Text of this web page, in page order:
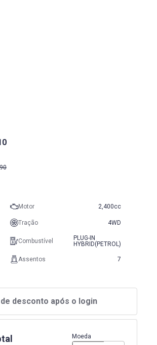
desconto após o login
Moeda
Motor 2,400cc
Tração 4WD
Combustível
PLUG-IN
HYBRID(PETROL)
Assentos 7